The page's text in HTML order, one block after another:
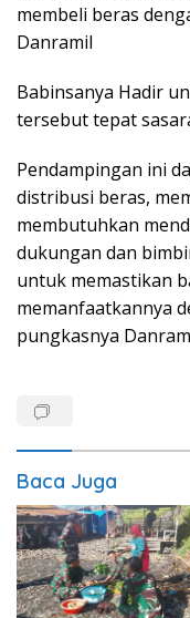
membeli beras
Danramil
Babinsanya Hadir
tersebut tepat
Pendampingan ini
distribusi beras,
membutuhkan
dukungan dan
untuk memastikan
memanfaatkannya
pungkasnya
Baca Juga